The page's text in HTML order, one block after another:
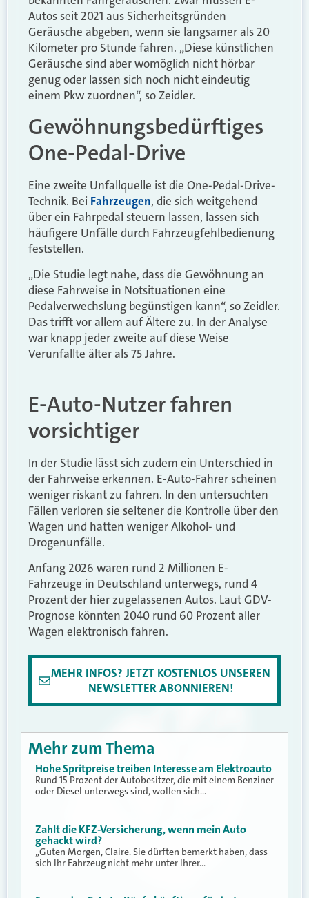
Autos seit 2021 aus Sicherheitsgründen
Geräusche abgeben, wenn sie langsamer als 20
Kilometer pro Stunde fahren. „Diese künstlichen
Geräusche sind aber womöglich nicht hörbar
genug oder lassen sich noch nicht eindeutig
einem Pkw zuordnen“, so Zeidler.
Gewöhnungsbedürftiges
One-Pedal-Drive
Eine zweite Unfallquelle ist die One-Pedal-Drive-
Technik. Bei Fahrzeugen, die sich weitgehend
über ein Fahrpedal steuern lassen, lassen sich
häufigere Unfälle durch Fahrzeugfehlbedienung
feststellen.
„Die Studie legt nahe, dass die Gewöhnung an
diese Fahrweise in Notsituationen eine
Pedalverwechslung begünstigen kann“, so Zeidler.
Das trifft vor allem auf Ältere zu. In der Analyse
war knapp jeder zweite auf diese Weise
Verunfallte älter als 75 Jahre.
E-Auto-Nutzer fahren
vorsichtiger
In der Studie lässt sich zudem ein Unterschied in
der Fahrweise erkennen. E-Auto-Fahrer scheinen
weniger riskant zu fahren. In den untersuchten
Fällen verloren sie seltener die Kontrolle über den
Wagen und hatten weniger Alkohol- und
Drogenunfälle.
Anfang 2026 waren rund 2 Millionen E-
Fahrzeuge in Deutschland unterwegs, rund 4
Prozent der hier zugelassenen Autos. Laut GDV-
Prognose könnten 2040 rund 60 Prozent aller
Wagen elektronisch fahren.
MEHR INFOS? JETZT KOSTENLOS UNSEREN
NEWSLETTER ABONNIEREN!
Mehr zum Thema
Hohe Spritpreise treiben Interesse am Elektroauto
Rund 15 Prozent der Autobesitzer, die mit einem Benziner
oder Diesel unterwegs sind, wollen sich…
Zahlt die KFZ-Versicherung, wenn mein Auto
gehackt wird?
„Guten Morgen, Claire. Sie dürften bemerkt haben, dass
sich Ihr Fahrzeug nicht mehr unter Ihrer…